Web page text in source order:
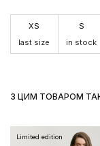
XS
last size
S
in stock
З ЦИМ ТОВАРОМ
Limited edition